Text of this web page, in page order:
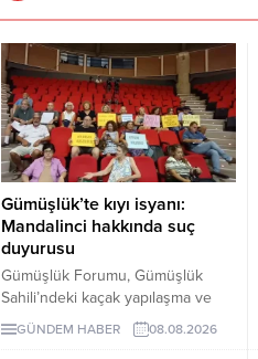
Gümüşlük’te kıyı isyanı:
Mandalinci hakkında suç
duyurusu
Gümüşlük Forumu, Gümüşlük
Sahili’ndeki kaçak yapılaşma ve
Çayıraltı Halk Plajı’ndaki işgal
iddiaları nedeniyle Bodrum
GÜNDEM HABER 08.08.2026